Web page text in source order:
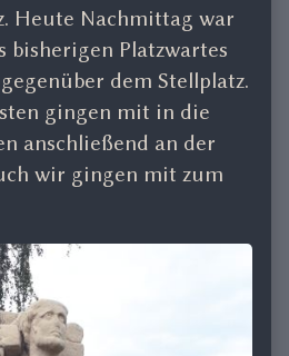
Heute Nachmittag war
bisherigen Platzwartes
dem Stellplatz.
gingen mit in die
anschließend an der
wir gingen mit zum